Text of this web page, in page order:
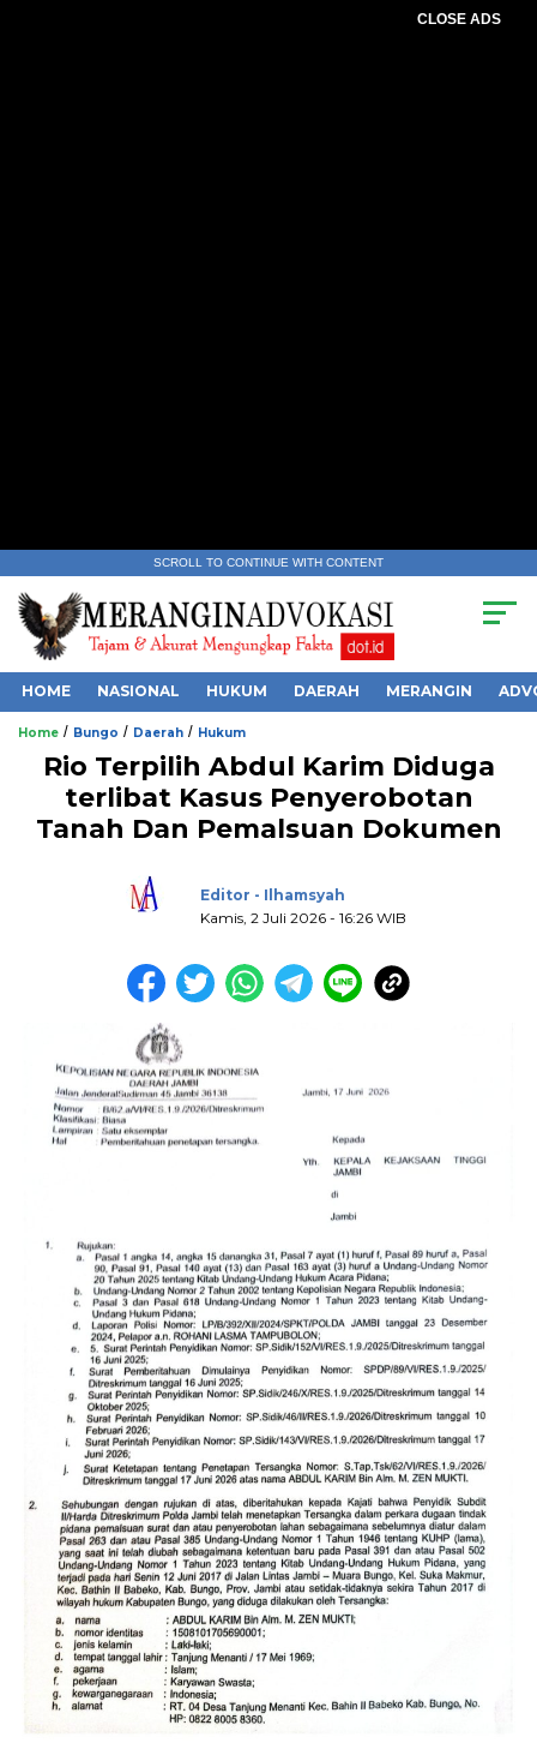
CLOSE ADS
SCROLL TO CONTINUE WITH CONTENT
HOME NASIONAL HUKUM DAERAH MERANGIN
Home / Bungo / Daerah / Hukum
Rio Terpilih Abdul Karim Diduga
terlibat Kasus Penyerobotan
Tanah Dan Pemalsuan Dokumen
Editor - Ilhamsyah
Kamis, 2 Juli 2026 - 16:26 WIB